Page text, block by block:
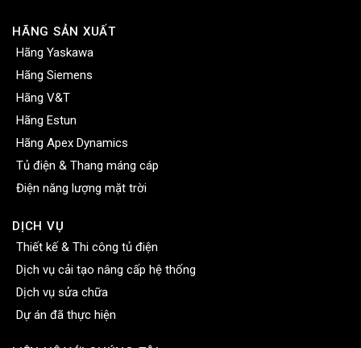
HÃNG SẢN XUẤT
Hãng Yaskawa
Hãng Siemens
Hãng V&T
Hãng Estun
Hãng Apex Dynamics
Tủ điện & Thang máng cáp
Điện năng lượng mặt trời
DỊCH VỤ
Thiết kế & Thi công tủ điện
Dịch vụ cải tạo nâng cấp hệ thống
Dịch vụ sửa chữa
Dự án đã thực hiện